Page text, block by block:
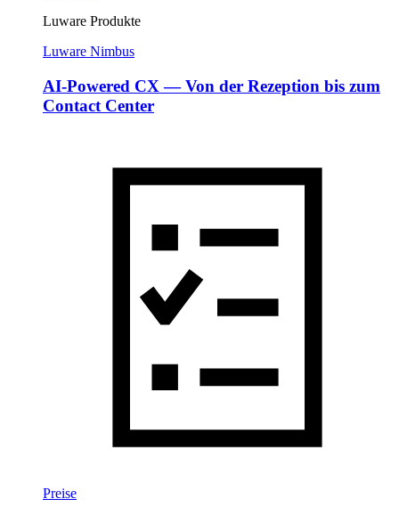
Luware Produkte
Luware Nimbus
AI-Powered CX — Von der Rezeption bis zum
Contact Center
Preise